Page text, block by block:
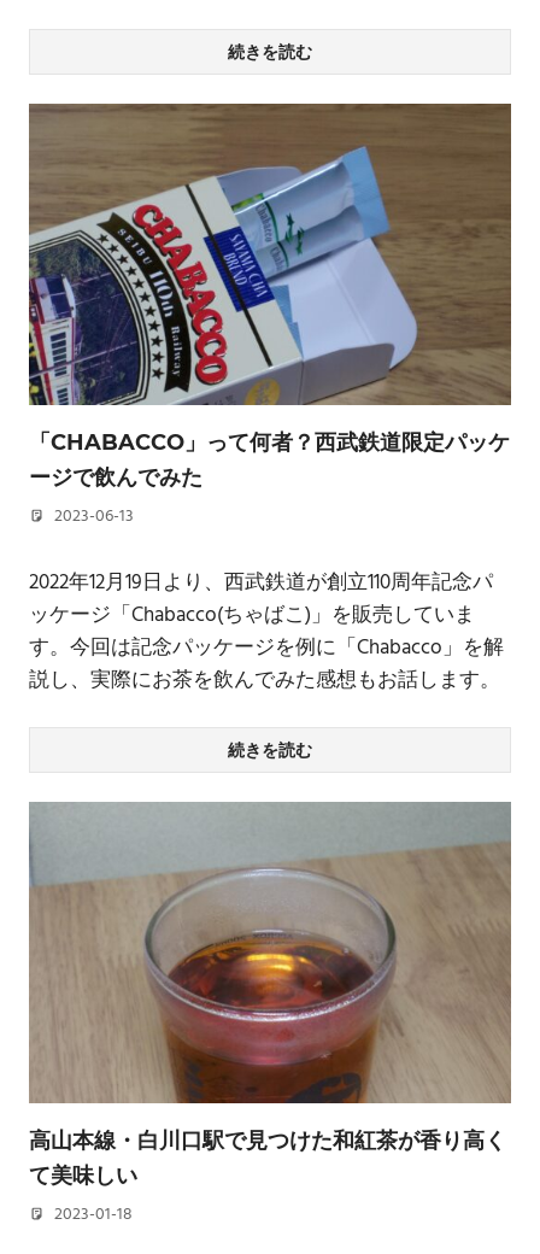
続きを読む
「CHABACCO」って何者？西武鉄道限定パッケ
ージで飲んでみた
2023-06-13
2022年12月19日より、西武鉄道が創立110周年記念パ
ッケージ「Chabacco(ちゃばこ)」を販売していま
す。今回は記念パッケージを例に「Chabacco」を解
説し、実際にお茶を飲んでみた感想もお話します。
続きを読む
高山本線・白川口駅で見つけた和紅茶が香り高く
て美味しい
2023-01-18